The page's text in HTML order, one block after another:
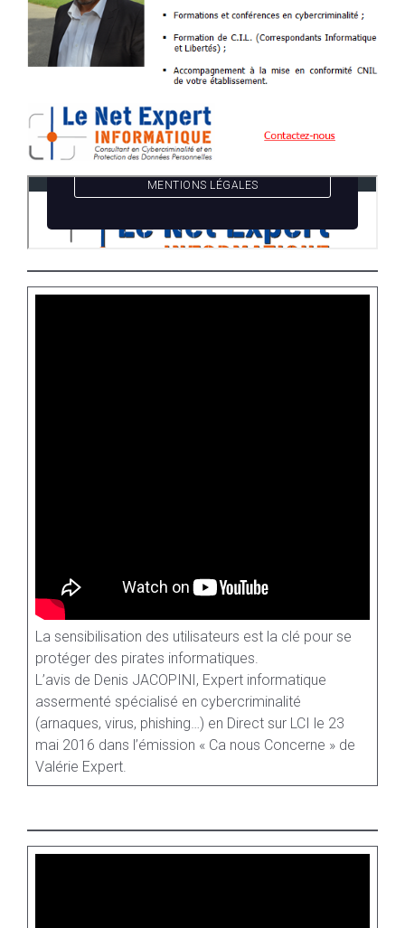
La sensibilisation des utilisateurs est la clé pour se
protéger des pirates informatiques.
L’avis de Denis JACOPINI, Expert informatique
assermenté spécialisé en cybercriminalité
(arnaques, virus, phishing…) en Direct sur LCI le 23
mai 2016 dans l’émission « Ca nous Concerne » de
Valérie Expert.